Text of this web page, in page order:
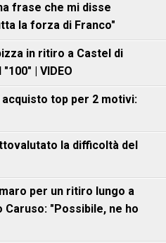
frase che mi disse
la forza di Franco"
in ritiro a Castel di
| VIDEO
acquisto top per 2 motivi:
la difficoltà del
per un ritiro lungo a
Caruso: "Possibile, ne ho